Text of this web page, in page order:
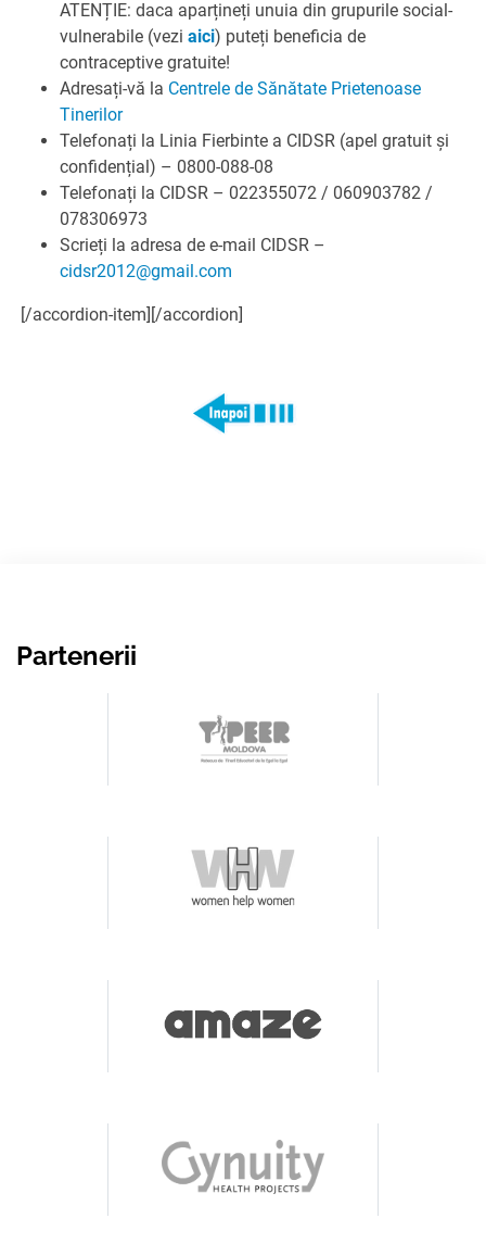
ATENȚIE: daca aparțineți unuia din grupurile social-
vulnerabile (vezi aici) puteți beneficia de
contraceptive gratuite!
Adresați-vă la Centrele de Sănătate Prietenoase
Tinerilor
Telefonați la Linia Fierbinte a CIDSR (apel gratuit și
confidențial) – 0800-088-08
Telefonați la CIDSR – 022355072 / 060903782 /
078306973
Scrieți la adresa de e-mail CIDSR –
cidsr2012@gmail.com
[/accordion-item][/accordion]
Partenerii